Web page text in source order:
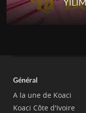
Général
A la une de Koaci
Koaci Côte d'Ivoire